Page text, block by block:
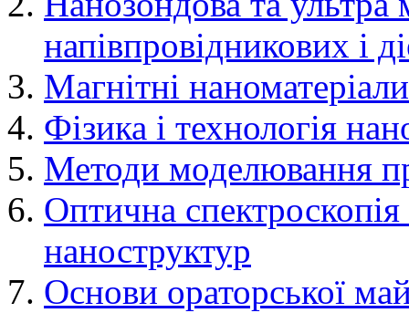
напівпровідникових і
Магнітні наноматеріали
Фізика і технологія
Методи моделювання
Оптична спектроскопія
наноструктур
Основи ораторської